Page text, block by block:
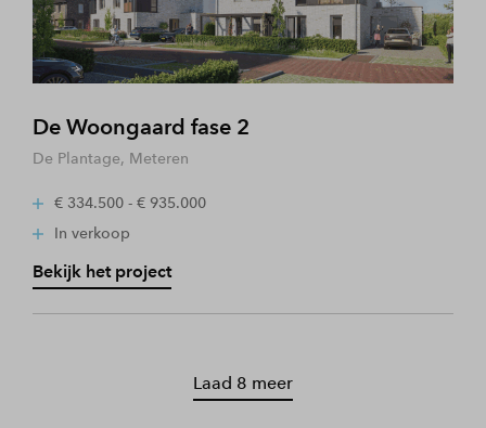
De Woongaard fase 2
De Plantage, Meteren
€ 334.500 - € 935.000
In verkoop
Bekijk het project
Laad 8 meer